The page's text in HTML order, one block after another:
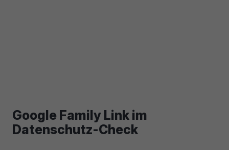
Google Family Link im
Datenschutz-Check